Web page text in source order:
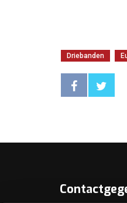
Driebanden